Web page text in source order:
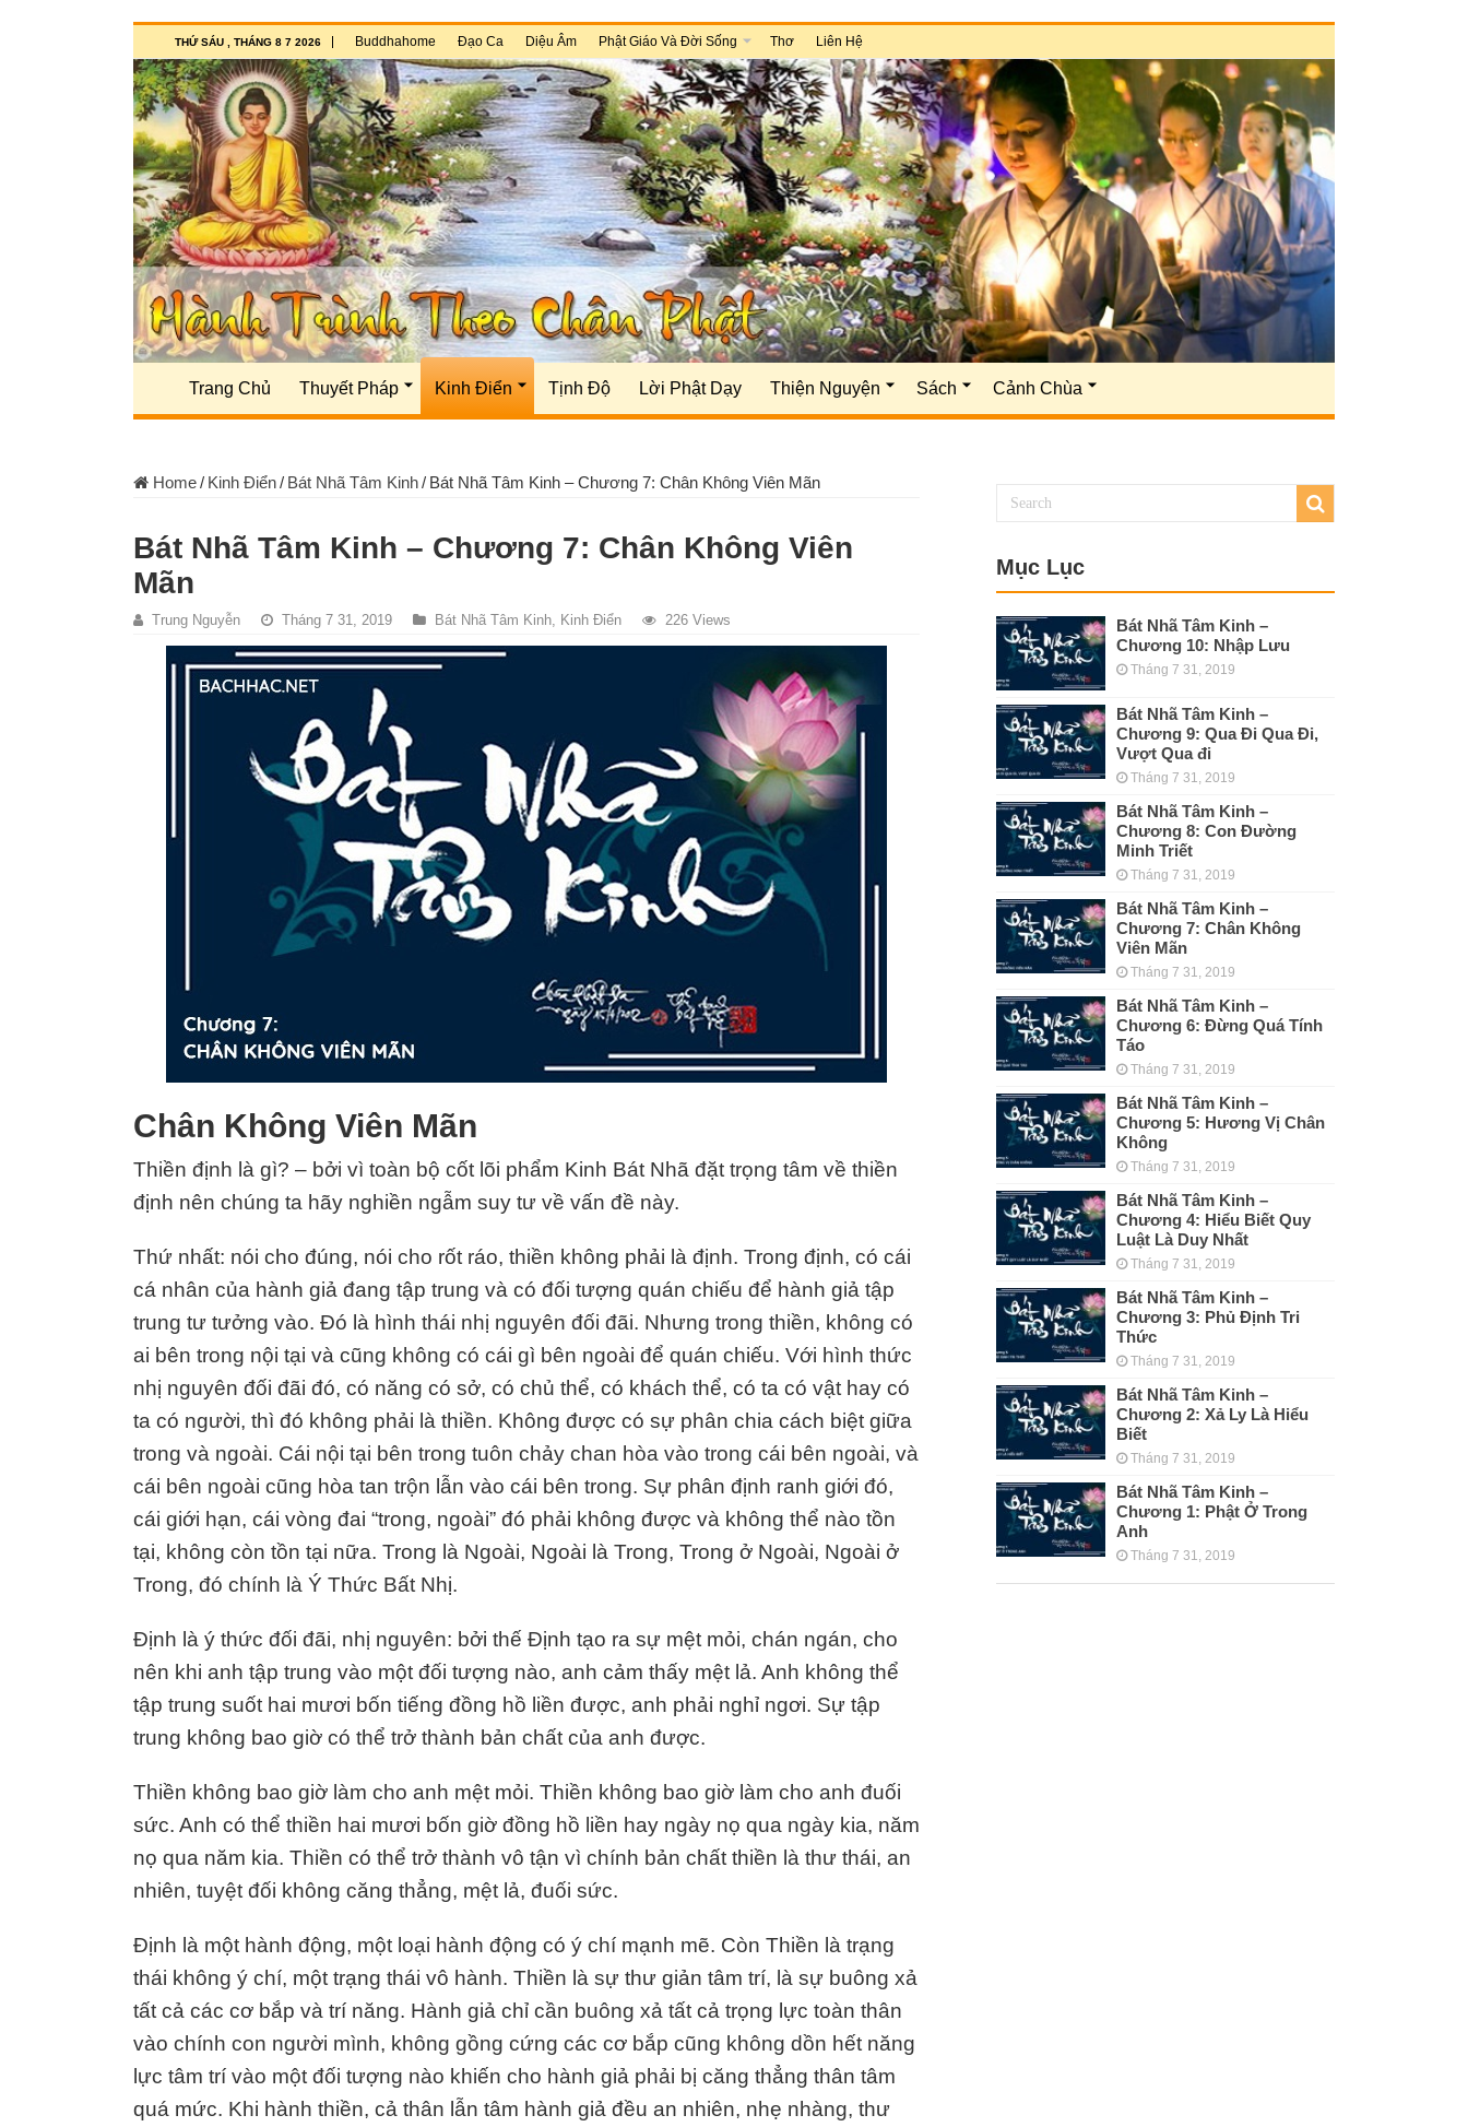
THỨ SÁU , THÁNG 8 7 2026 Buddhahome Đạo Ca Diệu Âm Phật Giáo Và Đời Sống Thơ Liên Hệ
Trang Chủ Thuyết Pháp Kinh Điển Tịnh Độ Lời Phật Dạy Thiện Nguyện Sách Cảnh Chùa
Home/ Kinh Điển/ Bát Nhã Tâm Kinh/ Bát Nhã Tâm Kinh – Chương 7: Chân Không Viên Mãn
Bát Nhã Tâm Kinh – Chương 7: Chân Không Viên
Mãn
Trung Nguyễn Tháng 7 31, 2019 Bát Nhã Tâm Kinh Kinh Điển 226 Views
Chân Không Viên Mãn
Thiền định là gì? – bởi vì toàn bộ cốt lõi phẩm Kinh Bát Nhã đặt trọng tâm về thiền
định nên chúng ta hãy nghiền ngẫm suy tư về vấn đề này.
Thứ nhất: nói cho đúng, nói cho rốt ráo, thiền không phải là định. Trong định, có cái
cá nhân của hành giả đang tập trung và có đối tượng quán chiếu để hành giả tập
trung tư tưởng vào. Đó là hình thái nhị nguyên đối đãi. Nhưng trong thiền, không có
ai bên trong nội tại và cũng không có cái gì bên ngoài để quán chiếu. Với hình thức
nhị nguyên đối đãi đó, có năng có sở, có chủ thể, có khách thể, có ta có vật hay có
ta có người, thì đó không phải là thiền. Không được có sự phân chia cách biệt giữa
trong và ngoài. Cái nội tại bên trong tuôn chảy chan hòa vào trong cái bên ngoài, và
cái bên ngoài cũng hòa tan trộn lẫn vào cái bên trong. Sự phân định ranh giới đó,
cái giới hạn, cái vòng đai “trong, ngoài” đó phải không được và không thể nào tồn
tại, không còn tồn tại nữa. Trong là Ngoài, Ngoài là Trong, Trong ở Ngoài, Ngoài ở
Trong, đó chính là Ý Thức Bất Nhị.
Định là ý thức đối đãi, nhị nguyên: bởi thế Định tạo ra sự mệt mỏi, chán ngán, cho
nên khi anh tập trung vào một đối tượng nào, anh cảm thấy mệt lả. Anh không thể
tập trung suốt hai mươi bốn tiếng đồng hồ liền được, anh phải nghỉ ngơi. Sự tập
trung không bao giờ có thể trở thành bản chất của anh được.
Thiền không bao giờ làm cho anh mệt mỏi. Thiền không bao giờ làm cho anh đuối
sức. Anh có thể thiền hai mươi bốn giờ đồng hồ liền hay ngày nọ qua ngày kia, năm
nọ qua năm kia. Thiền có thể trở thành vô tận vì chính bản chất thiền là thư thái, an
nhiên, tuyệt đối không căng thẳng, mệt lả, đuối sức.
Định là một hành động, một loại hành động có ý chí mạnh mẽ. Còn Thiền là trạng
thái không ý chí, một trạng thái vô hành. Thiền là sự thư giản tâm trí, là sự buông xả
tất cả các cơ bắp và trí năng. Hành giả chỉ cần buông xả tất cả trọng lực toàn thân
vào chính con người mình, không gồng cứng các cơ bắp cũng không dồn hết năng
lực tâm trí vào một đối tượng nào khiến cho hành giả phải bị căng thẳng thân tâm
quá mức. Khi hành thiền, cả thân lẫn tâm hành giả đều an nhiên, nhẹ nhàng, thư
Mục Lục
Bát Nhã Tâm Kinh –
Chương 10: Nhập Lưu
Tháng 7 31, 2019
Bát Nhã Tâm Kinh –
Chương 9: Qua Đi Qua Đi,
Vượt Qua đi
Tháng 7 31, 2019
Bát Nhã Tâm Kinh –
Chương 8: Con Đường
Minh Triết
Tháng 7 31, 2019
Bát Nhã Tâm Kinh –
Chương 7: Chân Không
Viên Mãn
Tháng 7 31, 2019
Bát Nhã Tâm Kinh –
Chương 6: Đừng Quá Tính
Táo
Tháng 7 31, 2019
Bát Nhã Tâm Kinh –
Chương 5: Hương Vị Chân
Không
Tháng 7 31, 2019
Bát Nhã Tâm Kinh –
Chương 4: Hiểu Biết Quy
Luật Là Duy Nhất
Tháng 7 31, 2019
Bát Nhã Tâm Kinh –
Chương 3: Phủ Định Tri
Thức
Tháng 7 31, 2019
Bát Nhã Tâm Kinh –
Chương 2: Xả Ly Là Hiểu
Biết
Tháng 7 31, 2019
Bát Nhã Tâm Kinh –
Chương 1: Phật Ở Trong
Anh
Tháng 7 31, 2019